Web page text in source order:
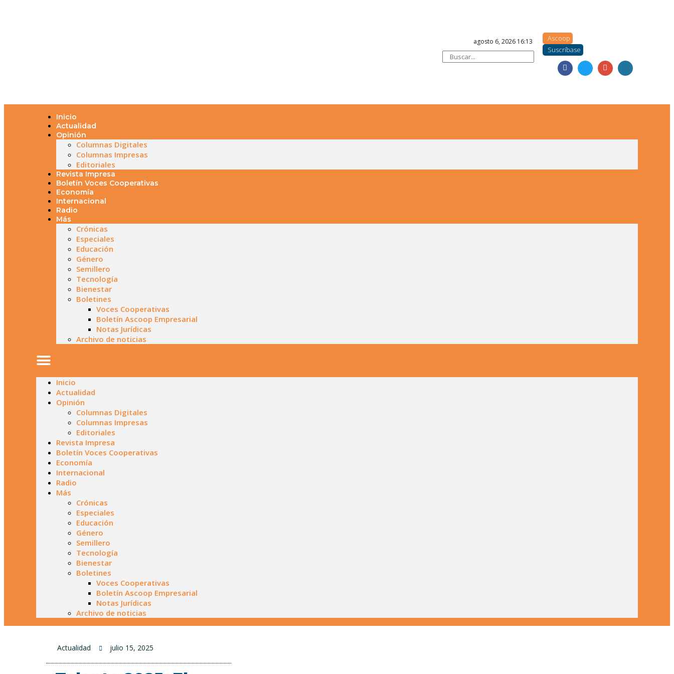
agosto 6, 2026 16:13
Ascoop
Suscríbase
Inicio
Actualidad
Opinión
Columnas Digitales
Columnas Impresas
Editoriales
Revista Impresa
Boletín Voces Cooperativas
Economía
Internacional
Radio
Más
Crónicas
Especiales
Educación
Género
Semillero
Tecnología
Bienestar
Boletines
Voces Cooperativas
Boletín Ascoop Empresarial
Notas Jurídicas
Archivo de noticias
Inicio
Actualidad
Opinión
Columnas Digitales
Columnas Impresas
Editoriales
Revista Impresa
Boletín Voces Cooperativas
Economía
Internacional
Radio
Más
Crónicas
Especiales
Educación
Género
Semillero
Tecnología
Bienestar
Boletines
Voces Cooperativas
Boletín Ascoop Empresarial
Notas Jurídicas
Archivo de noticias
Actualidad julio 15, 2025